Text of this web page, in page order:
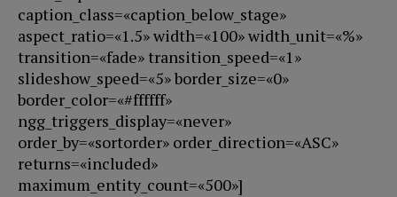
caption_class=«caption_below_stage»
aspect_ratio=«1.5» width=«100» width_unit=«%»
transition=«fade» transition_speed=«1»
slideshow_speed=«5» border_size=«0»
border_color=«#ffffff»
ngg_triggers_display=«never»
order_by=«sortorder» order_direction=«ASC»
returns=«included»
maximum_entity_count=«500»]